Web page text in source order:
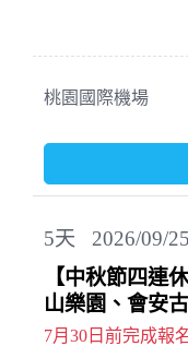
桃園國際機場
2026/09/
5天
【中秋節四連
山樂園、會安
7月30日前完成報